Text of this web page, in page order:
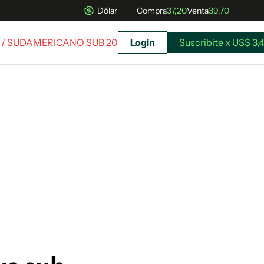
Dólar Compra37,20Venta39,70
/ SUDAMERICANO SUB 20 Login Suscribite x US$